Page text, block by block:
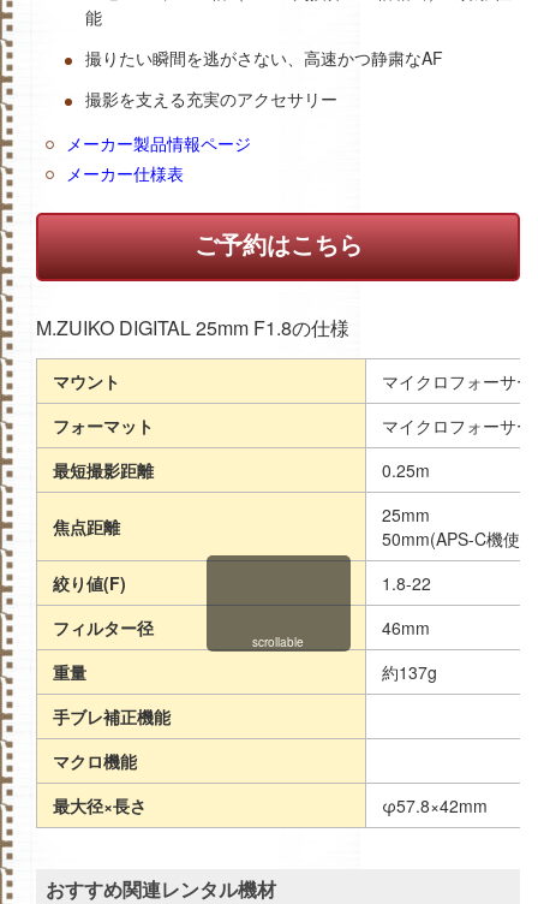
能
撮りたい瞬間を逃がさない、高速かつ静粛なAF
撮影を支える充実のアクセサリー
メーカー製品情報ページ
メーカー仕様表
ご予約はこちら
M.ZUIKO DIGITAL 25mm F1.8の仕様
マウント
マイクロフォーサ
フォーマット
マイクロフォーサ
最短撮影距離
0.25m
焦点距離
25mm
50mm(APS-C機使
絞り値(F)
1.8-22
フィルター径
46mm
重量
約137g
手ブレ補正機能
マクロ機能
最大径×長さ
φ57.8×42mm
scrollable
おすすめ関連レンタル機材